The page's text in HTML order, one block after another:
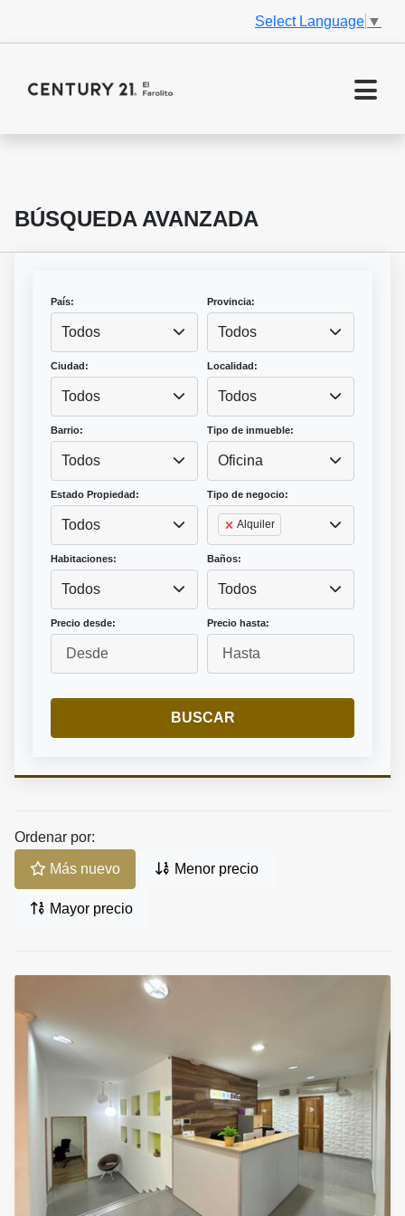
Select Language ▼
BÚSQUEDA AVANZADA
País:
Todos
Provincia:
Todos
Ciudad:
Todos
Localidad:
Todos
Barrio:
Todos
Tipo de inmueble:
Oficina
Estado Propiedad:
Todos
Tipo de negocio:
Alquiler
Habitaciones:
Todos
Baños:
Todos
Precio desde: Precio hasta:
BUSCAR
Ordenar por:
Más nuevo Menor precio
Mayor precio